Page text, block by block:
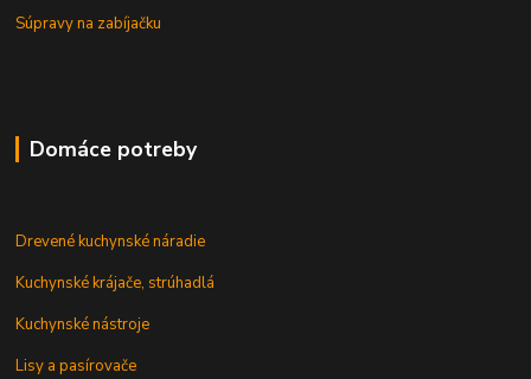
Súpravy na zabíjačku
Domáce potreby
Drevené kuchynské náradie
Kuchynské krájače, strúhadlá
Kuchynské nástroje
Lisy a pasírovače